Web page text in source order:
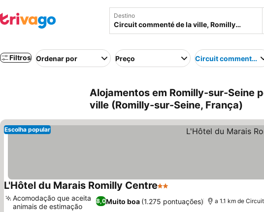
Destino
Filtros Ordenar por Preço Circuit commenté
Alojamentos em Romilly-sur-Seine
ville (Romilly-sur-Seine, França)
Escolha popular
L'Hôtel du Marais Romilly Centre2 Estrelas
8,0Muito boa (1.275 pontuações)
Acomodação que aceita
animais de estimação
a 1.1 km de